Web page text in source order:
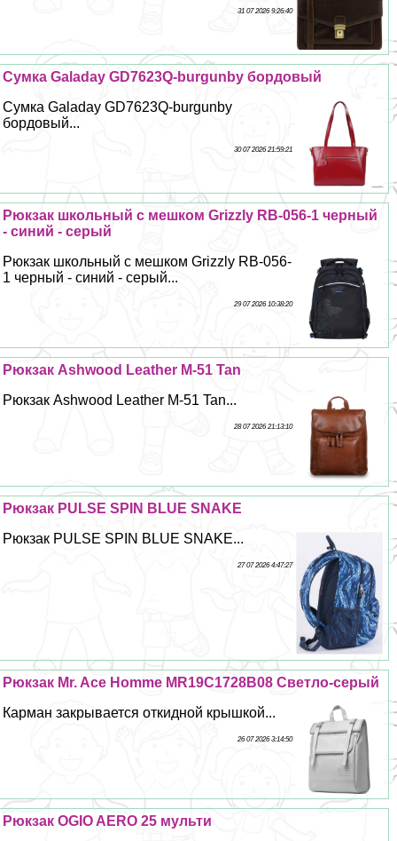
31 07 2026 9:26:40
Сумка Galaday GD7623Q-burgunby бордовый
Сумка Galaday GD7623Q-burgunby
бордовый...
30 07 2026 21:59:21
Рюкзак школьный с мешком Grizzly RB-056-1 черный
- синий - серый
Рюкзак школьный с мешком Grizzly RB-056-
1 черный - синий - серый...
29 07 2026 10:38:20
Рюкзак Ashwood Leather M-51 Tan
Рюкзак Ashwood Leather M-51 Tan...
28 07 2026 21:13:10
Рюкзак PULSE SPIN BLUE SNAKE
Рюкзак PULSE SPIN BLUE SNAKE...
27 07 2026 4:47:27
Рюкзак Mr. Ace Homme MR19C1728B08 Светло-серый
Карман закрывается откидной крышкой...
26 07 2026 3:14:50
Рюкзак OGIO AERO 25 мульти